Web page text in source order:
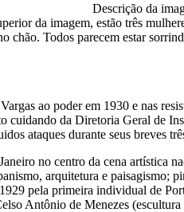
Descrição da
da imagem, estão três
Todos parecem estar
ao poder em 1930 e nas
da Diretoria Geral de
ataques durante seus breves
no centro da cena artística
arquitetura e paisagismo;
pela primeira individual de
Antônio de Menezes